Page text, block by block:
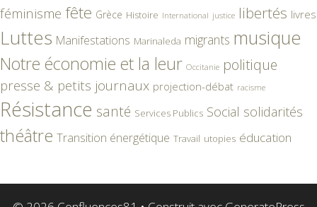
féminisme fête Grèce Histoire International justice libertés livres
Luttes Manifestations Marinaleda migrants musique
Notre économie et la leur Occitanie politique
presse & petits journaux projection-débat racisme
Résistance santé Services Publics Social solidarités
théâtre Transition énergétique Travail utopies éducation